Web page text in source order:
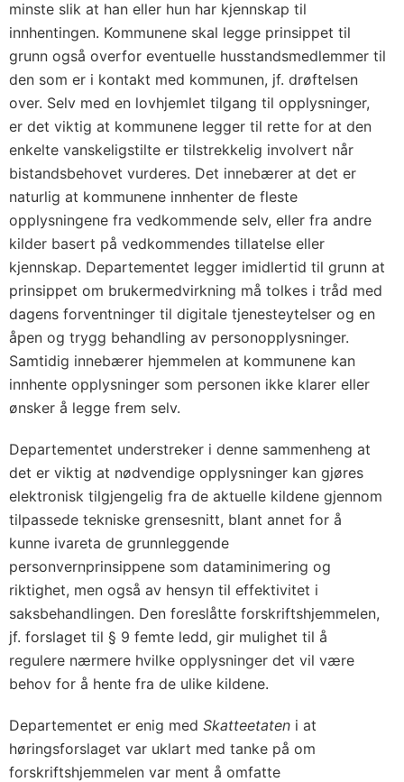
minste slik at han eller hun har kjennskap til
innhentingen. Kommunene skal legge prinsippet til
grunn også overfor eventuelle husstandsmedlemmer til
den som er i kontakt med kommunen, jf. drøftelsen
over. Selv med en lovhjemlet tilgang til opplysninger,
er det viktig at kommunene legger til rette for at den
enkelte vanskeligstilte er tilstrekkelig involvert når
bistandsbehovet vurderes. Det innebærer at det er
naturlig at kommunene innhenter de fleste
opplysningene fra vedkommende selv, eller fra andre
kilder basert på vedkommendes tillatelse eller
kjennskap. Departementet legger imidlertid til grunn at
prinsippet om brukermedvirkning må tolkes i tråd med
dagens forventninger til digitale tjenesteytelser og en
åpen og trygg behandling av personopplysninger.
Samtidig innebærer hjemmelen at kommunene kan
innhente opplysninger som personen ikke klarer eller
ønsker å legge frem selv.
Departementet understreker i denne sammenheng at
det er viktig at nødvendige opplysninger kan gjøres
elektronisk tilgjengelig fra de aktuelle kildene gjennom
tilpassede tekniske grensesnitt, blant annet for å
kunne ivareta de grunnleggende
personvernprinsippene som dataminimering og
riktighet, men også av hensyn til effektivitet i
saksbehandlingen. Den foreslåtte forskriftshjemmelen,
jf. forslaget til § 9 femte ledd, gir mulighet til å
regulere nærmere hvilke opplysninger det vil være
behov for å hente fra de ulike kildene.
Departementet er enig med Skatteetaten i at
høringsforslaget var uklart med tanke på om
forskriftshjemmelen var ment å omfatte